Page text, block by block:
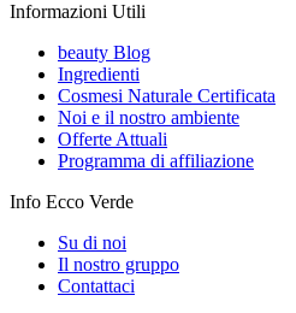
Informazioni Utili
beauty Blog
Ingredienti
Cosmesi Naturale Certificata
Noi e il nostro ambiente
Offerte Attuali
Programma di affiliazione
Info Ecco Verde
Su di noi
Il nostro gruppo
Contattaci